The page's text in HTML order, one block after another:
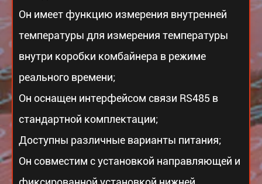
Он имеет функцию измерения внутренней
температуры для измерения температуры
внутри коробки комбайнера в режиме
реального времени;
Он оснащен интерфейсом связи RS485 в
стандартной комплектации;
Доступны различные варианты питания;
Он совместим с установкой направляющей и